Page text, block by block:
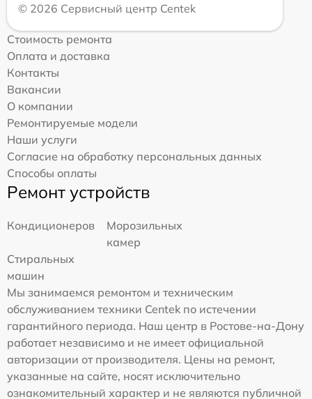
© 2026 Сервисный центр Centek
Стоимость ремонта
Оплата и доставка
Контакты
Вакансии
О компании
Ремонтируемые модели
Наши услуги
Согласие на обработку персональных данных
Способы оплаты
Ремонт устройств
Кондиционеров
Морозильных
камер
Стиральных
машин
Мы занимаемся ремонтом и техническим
обслуживанием техники Centek по истечении
гарантийного периода. Наш центр в Ростове-на-Дону
работает независимо и не имеет официальной
авторизации от производителя. Цены на ремонт,
указанные на сайте, носят исключительно
ознакомительный характер и не являются публичной